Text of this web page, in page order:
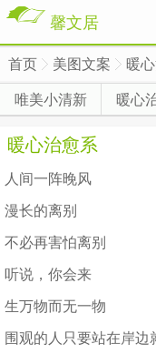
馨文居
首页 美图文案 暖
唯美小清新 暖心
暖心治愈系
人间一阵晚风
漫长的离别
不必再害怕离别
听说，你会来
生万物而无一物
围观的人只要站在岸边